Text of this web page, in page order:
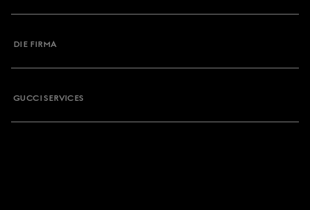
DIE FIRMA
GUCCI SERVICES